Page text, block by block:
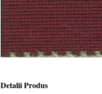
Detalii Produs